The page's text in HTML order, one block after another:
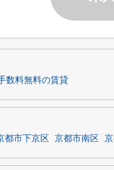
数料無料の賃貸
都市下京区 京都市南区